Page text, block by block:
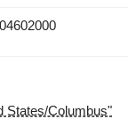
States/Columbus"